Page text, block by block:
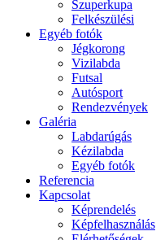
Szuperkupa
Felkészülési
Egyéb fotók
Jégkorong
Vizilabda
Futsal
Autósport
Rendezvények
Galéria
Labdarúgás
Kézilabda
Egyéb fotók
Referencia
Kapcsolat
Képrendelés
Képfelhasználás